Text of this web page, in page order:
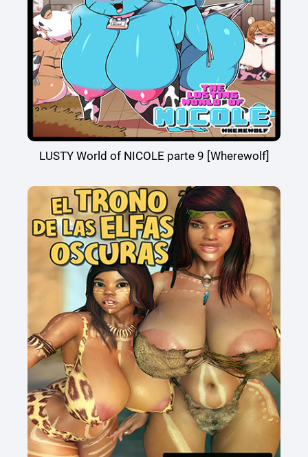
LUSTY World of NICOLE parte 9 [Wherewolf]